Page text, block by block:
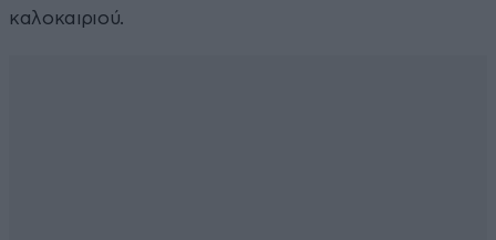
καλοκαιριού.